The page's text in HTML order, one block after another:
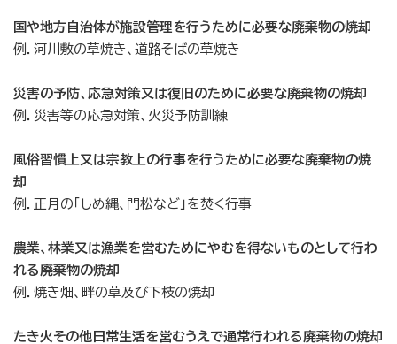
国や地方自治体が施設管理を行うために必要な廃棄物の焼却
例．河川敷の草焼き、道路そばの草焼き
災害の予防、応急対策又は復旧のために必要な廃棄物の焼却
例．災害等の応急対策、火災予防訓練
風俗習慣上又は宗教上の行事を行うために必要な廃棄物の焼
却
例．正月の「しめ縄、門松など」を焚く行事
農業、林業又は漁業を営むためにやむを得ないものとして行わ
れる廃棄物の焼却
例．焼き畑、畔の草及び下枝の焼却
たき火その他日常生活を営むうえで通常行われる廃棄物の焼却